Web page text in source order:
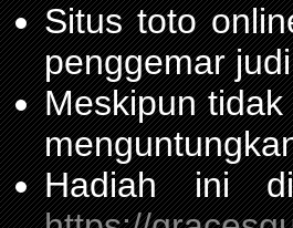
Situs toto
penggemar
Meskipun
Hadiah ini